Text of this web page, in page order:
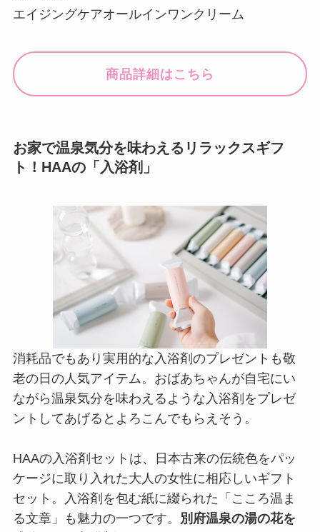
エイジングケアオールインワンクリーム
商品詳細はこちら
お家で温泉気分を味わえるリラックスギフ
ト！HAAの「入浴剤」
消耗品でもあり実用的な入浴剤のプレゼントも敬
老の日の人気アイテム。おばあちゃんが自宅にい
ながら温泉気分を味わえるような入浴剤をプレゼ
ントしてあげるとよろこんでもらえそう。
HAAの入浴剤セットは、日本古来の伝統色をパッ
ケージに取り入れた大人の女性に相応しいギフト
セット。入浴剤を包む紙に綴られた「こころ温ま
る文章」も魅力の一つです。
別府温泉の湯の花を